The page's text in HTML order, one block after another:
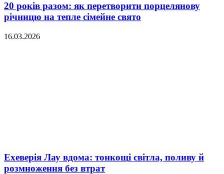
20 років разом: як перетворити порцелянову
річницю на тепле сімейне свято
16.03.2026
Ехеверія Лау вдома: тонкощі світла, поливу й
розмноження без втрат